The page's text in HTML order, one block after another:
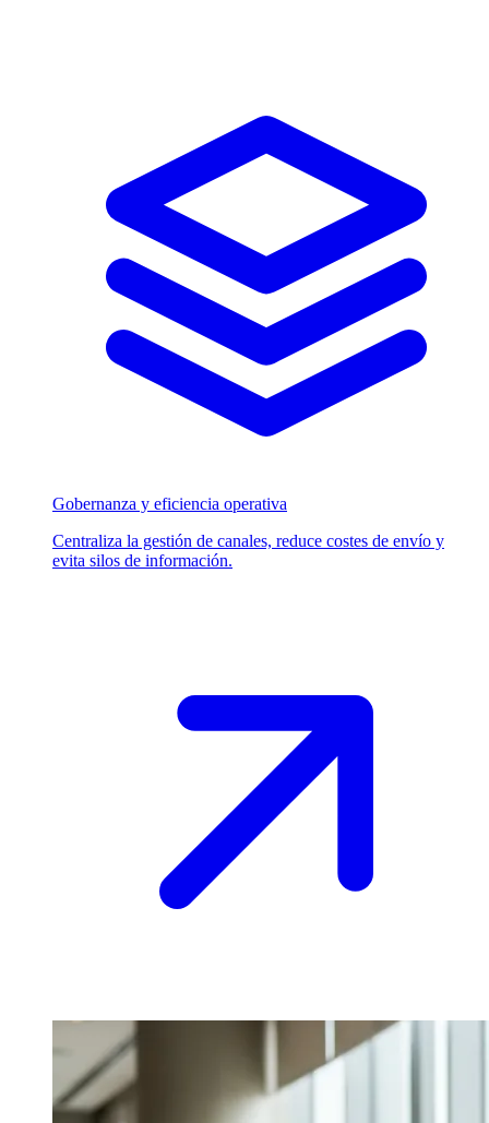
Gobernanza y eficiencia operativa
Centraliza la gestión de canales, reduce costes de envío y
evita silos de información.